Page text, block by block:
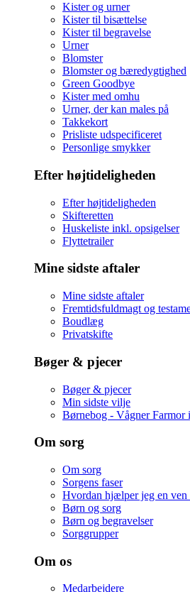
Kister og urner
Kister til bisættelse
Kister til begravelse
Urner
Blomster
Blomster og bæredygtighed
Green Goodbye
Kister med omhu
Urner, der kan males på
Takkekort
Prisliste udspecificeret
Personlige smykker
Efter højtideligheden
Efter højtideligheden
Skifteretten
Huskeliste inkl. opsigelser
Flyttetrailer
Mine sidste aftaler
Mine sidste aftaler
Fremtidsfuldmagt og
Boudlæg
Privatskifte
Bøger & pjecer
Bøger & pjecer
Min sidste vilje
Børnebog - Vågner Farmor
Om sorg
Om sorg
Sorgens faser
Hvordan hjælper jeg en ven
Børn og sorg
Børn og begravelser
Sorggrupper
Om os
Medarbejdere